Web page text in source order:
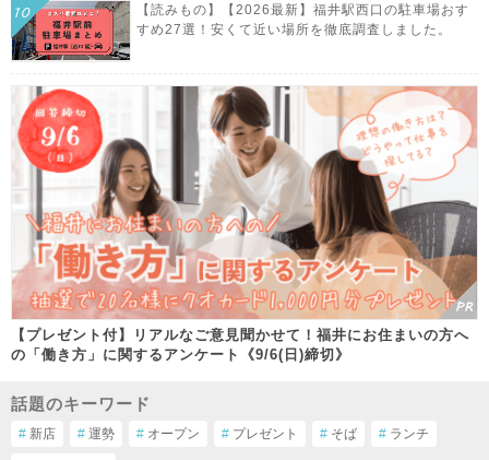
【読みもの】【2026最新】福井駅西口の駐車場おす
すめ27選！安くて近い場所を徹底調査しました。
【プレゼント付】リアルなご意見聞かせて！福井にお住まいの方へ
の「働き方」に関するアンケート《9/6(日)締切》
話題のキーワード
# 新店 # 運勢 # オープン # プレゼント # そば # ランチ